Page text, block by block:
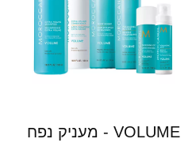
VOLUME - מעניק נפח